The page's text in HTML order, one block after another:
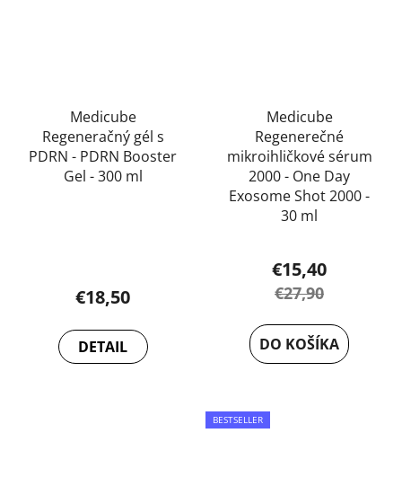
Medicube
Regeneračný gél s
PDRN - PDRN Booster
Gel - 300 ml
je
4,8
z
5
€18,50
DETAIL
Medicube
Regenerečné
mikroihličkové sérum
2000 - One Day
Exosome Shot 2000 -
30 ml
€15,40
€27,90
DO KOŠÍKA
BESTSELLER